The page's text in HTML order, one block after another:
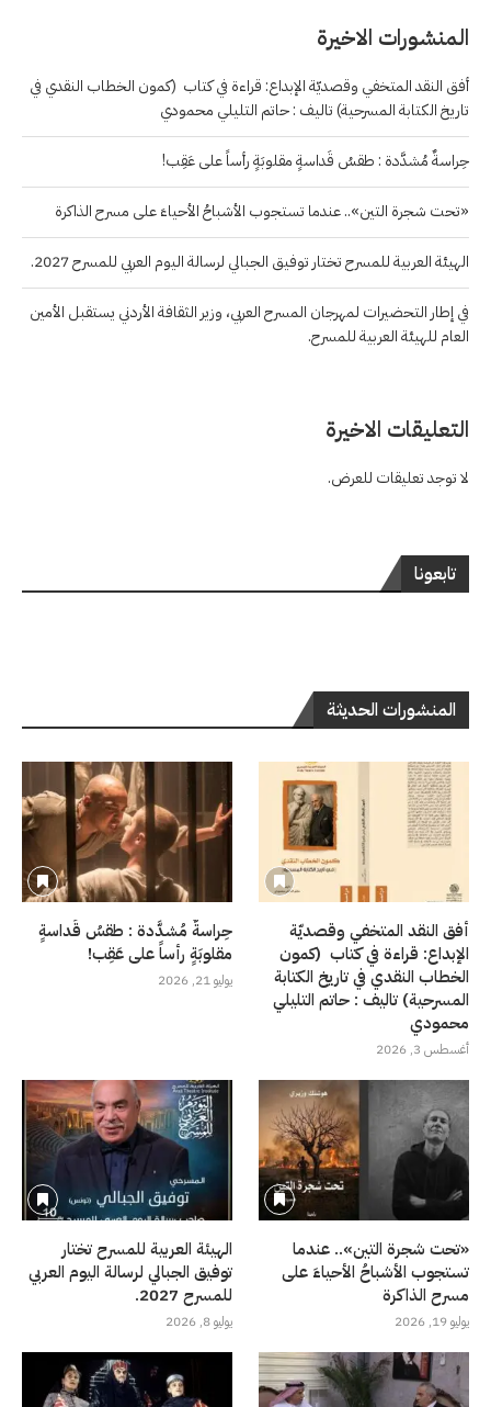
المنشورات الاخيرة
أفق النقد المتخفي وقصديّة الإبداع: قراءة في كتاب (كمون الخطاب النقدي في
تاريخ الكتابة المسرحية) تاليف : حاتم التليلي محمودي
حِراسةٌ مُشدَّدة : طقسُ قَداسةٍ مقلوبَةٍ رأساً على عَقِب!
«تحت شجرة التين».. عندما تستجوب الأشباحُ الأحياءَ على مسرح الذاكرة
الهيئة العربية للمسرح تختار توفيق الجبالي لرسالة اليوم العربي للمسرح 2027.
في إطار التحضيرات لمهرجان المسرح العربي، وزير الثقافة الأردني يستقبل الأمين
العام للهيئة العربية للمسرح.
التعليقات الاخيرة
لا توجد تعليقات للعرض.
تابعونا
المنشورات الحديثة
أفق النقد المتخفي وقصديّة
الإبداع: قراءة في كتاب (كمون
الخطاب النقدي في تاريخ الكتابة
المسرحية) تاليف : حاتم التليلي
محمودي
أغسطس 3, 2026
حِراسةٌ مُشدَّدة : طقسُ قَداسةٍ
مقلوبَةٍ رأساً على عَقِب!
يوليو 21, 2026
«تحت شجرة التين».. عندما
تستجوب الأشباحُ الأحياءَ على
مسرح الذاكرة
يوليو 19, 2026
الهيئة العربية للمسرح تختار
توفيق الجبالي لرسالة اليوم العربي
للمسرح 2027.
يوليو 8, 2026